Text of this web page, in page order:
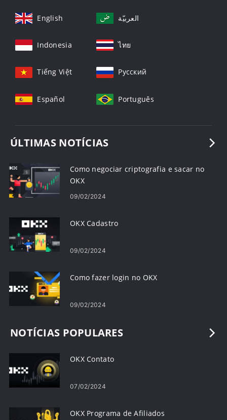
English العربيّة
Indonesia ไทย
Tiếng Việt Русский
Español Português
ÚLTIMAS NOTÍCIAS
Como negociar criptografia e sacar no
OKX
09/02/2024
OKX Cadastro
09/02/2024
Como fazer login no OKX
09/02/2024
NOTÍCIAS POPULARES
OKX Contato
07/02/2024
OKX Programa de Afiliados